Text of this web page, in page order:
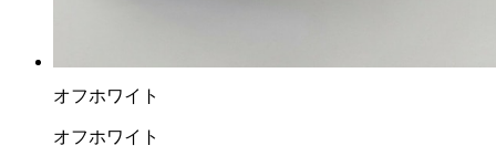
オフホワイト
オフホワイト